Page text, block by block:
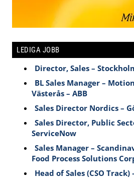
LEDIGA JOBB
Director, Sales –
BL Sales Manager –
Västerås – ABB
Sales Director Nordics –
Sales Director, Public
ServiceNow
Sales Manager –
Food Process Solutions
Head of Sales (CSO